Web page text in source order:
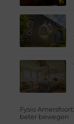
Fysio
beter bewegen